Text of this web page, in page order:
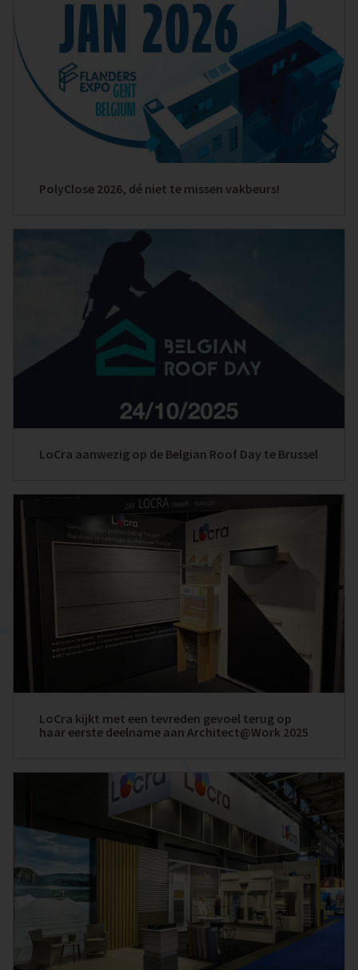
PolyClose 2026, dé niet te missen vakbeurs!
LoCra aanwezig op de Belgian Roof Day te Brussel
LoCra kijkt met een tevreden gevoel terug op
haar eerste deelname aan Architect@Work 2025